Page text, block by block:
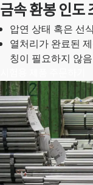
금속 환봉 인도
압연 상태 혹은 선
열처리가 완료된
칭이 필요하지 않음